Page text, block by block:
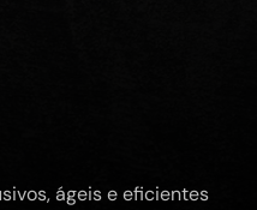
ágeis e eficientes